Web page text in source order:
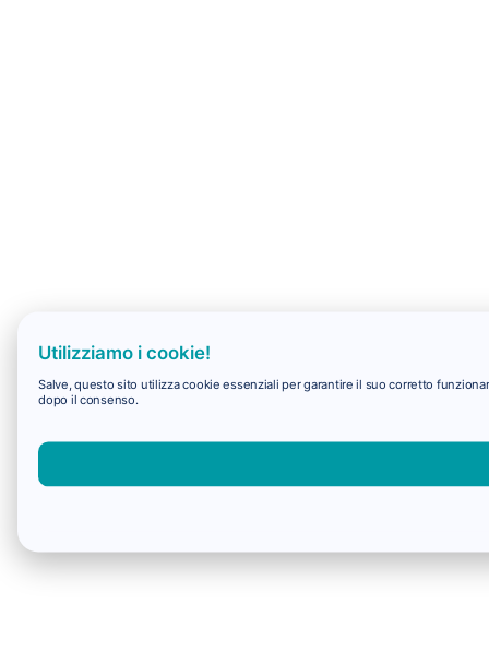
Utilizziamo i cookie!
Salve, questo sito utilizza cookie essenziali per garantire il suo corretto
dopo il consenso.